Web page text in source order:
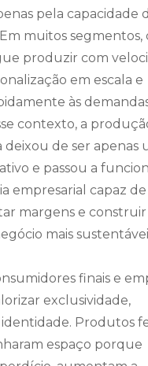
pela capacidade
muitos segmentos,
produzir com
em escala e
às
contexto, a
deixou de ser apenas
e passou a
empresarial capaz
margens e construir
mais
finais e
exclusividade,
Produtos
espaço porque